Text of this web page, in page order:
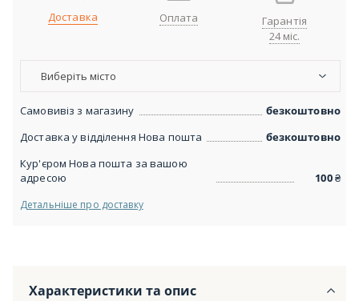
Доставка Оплата
Гарантія
24 міс.
Виберіть місто
Самовивіз з магазину
безкоштовно
Доставка у відділення Нова пошта
безкоштовно
Кур'єром Нова пошта за вашою
адресою
100₴
Детальніше про доставку
Характеристики та опис